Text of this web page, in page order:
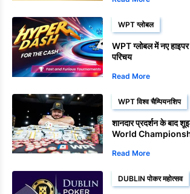
WPT ग्लोबल
WPT ग्लोबल में नए
परिचय
Read More
WPT विश्व चैम्पियनशिप
शानदार प्रदर्शन के बाद
World
Read More
DUBLIN पोकर महोत्सव